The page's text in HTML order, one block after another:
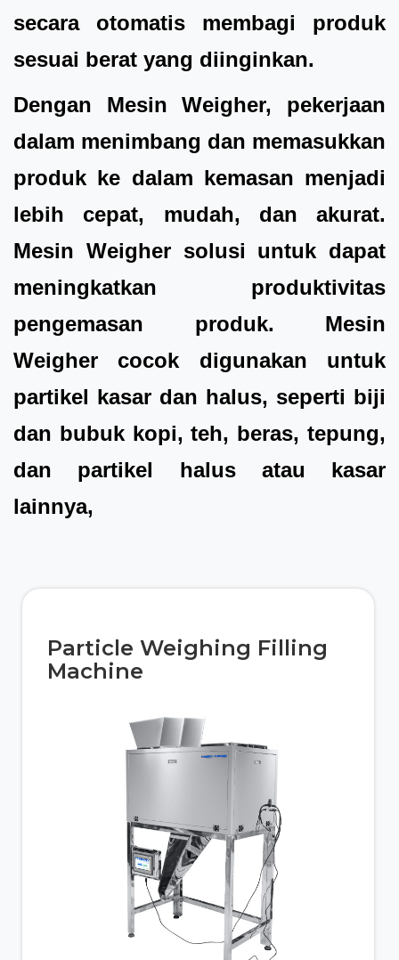
secara otomatis membagi produk
sesuai berat yang diinginkan.
Dengan Mesin Weigher, pekerjaan
dalam menimbang dan memasukkan
produk ke dalam kemasan menjadi
lebih cepat, mudah, dan akurat.
Mesin Weigher solusi untuk dapat
meningkatkan produktivitas
pengemasan produk. Mesin
Weigher cocok digunakan untuk
partikel kasar dan halus, seperti biji
dan bubuk kopi, teh, beras, tepung,
dan partikel halus atau kasar
lainnya,
Particle Weighing Filling
Machine